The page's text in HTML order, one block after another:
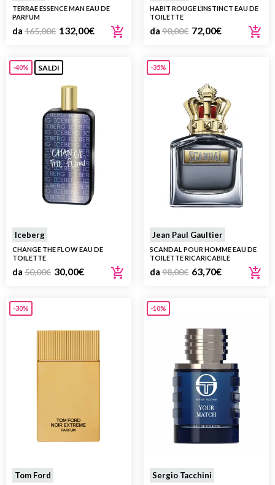
TERRAE ESSENCE MAN EAU DE
PARFUM
da 165,00€ 132,00€
HABIT ROUGE L’INSTINCT EAU DE
TOILETTE
da 90,00€ 72,00€
-40% SALDI
Iceberg
CHANGE THE FLOW EAU DE
TOILETTE
da 50,00€ 30,00€
-35%
Jean Paul Gaultier
SCANDAL POUR HOMME EAU DE
TOILETTE RICARICABILE
da 98,00€ 63,70€
-30%
Tom Ford
-10%
Sergio Tacchini